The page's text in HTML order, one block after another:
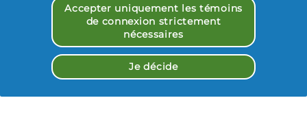
Partagez Votre Journée Avec De
#PANTENEHAIR
Accepter uniquement les témoins
de connexion strictement
nécessaires
Je décide